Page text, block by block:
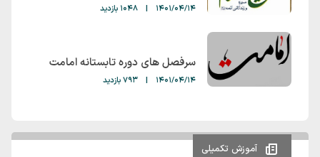
آموزش تکمیلی
1401/04/14
| 1048 بازدید
سرفصل های دوره تابستانه امامت
1401/04/14
| 793 بازدید